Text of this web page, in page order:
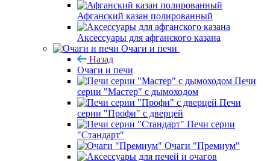
Афганский казан полированный
Аксессуары для афганского казана
Очаги и печи
Назад
Очаги и печи
Печи
серии "Мастер" с дымоходом
Печи
серии "Профи" с дверцей
Печи серии
"Стандарт"
Очаги "Премиум"